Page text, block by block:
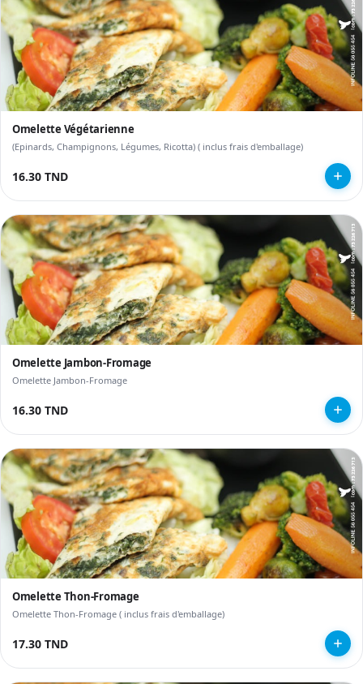
Omelette Végétarienne
(Epinards, Champignons, Légumes, Ricotta) ( inclus frais d'emballage)
16.30 TND
Omelette Jambon-Fromage
Omelette Jambon-Fromage
16.30 TND
Omelette Thon-Fromage
Omelette Thon-Fromage ( inclus frais d'emballage)
17.30 TND